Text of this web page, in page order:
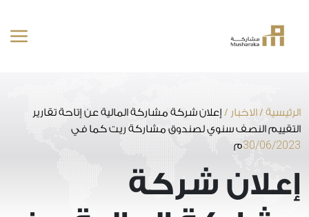
المحتوى
الرئيسية /الاخبار / إعلان شركة مشاركة المالية عن إتاحة تقارير
التقييم النصف سنوي لصندوق مشاركة ريت كما في
30/06/2023م
إعلان شركة